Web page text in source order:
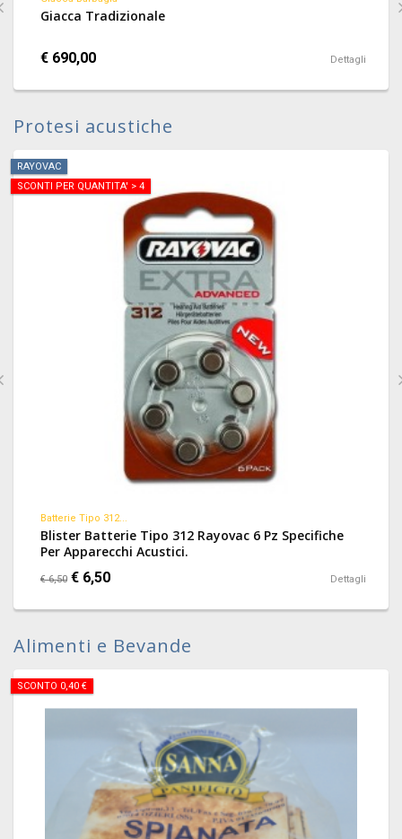
Giacca Tradizionale
€ 690,00 Dettagli
Protesi acustiche
RAYOVAC
SCONTI PER QUANTITA' > 4
Batterie Tipo 312...
Blister Batterie Tipo 312 Rayovac 6 Pz Specifiche
Per Apparecchi Acustici.
€ 6,50 € 6,50 Dettagli
Alimenti e Bevande
SCONTO 0,40 €